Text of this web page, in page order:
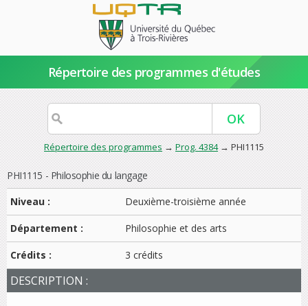
Répertoire des programmes d'études
Répertoire des programmes → Prog. 4384→ PHI1115
PHI1115 - Philosophie du langage
Niveau :
Deuxième-troisième année
Département : Philosophie et des arts
Crédits : 3 crédits
DESCRIPTION :